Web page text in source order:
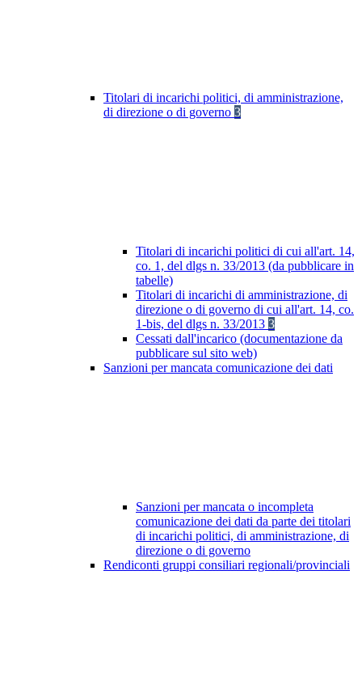
Titolari di incarichi politici, di amministrazione,
di direzione o di governo 3
Titolari di incarichi politici di cui all'art. 14,
co. 1, del dlgs n. 33/2013 (da pubblicare in
tabelle)
Titolari di incarichi di amministrazione, di
direzione o di governo di cui all'art. 14, co.
1-bis, del dlgs n. 33/2013 3
Cessati dall'incarico (documentazione da
pubblicare sul sito web)
Sanzioni per mancata comunicazione dei dati
Sanzioni per mancata o incompleta
comunicazione dei dati da parte dei titolari
di incarichi politici, di amministrazione, di
direzione o di governo
Rendiconti gruppi consiliari regionali/provinciali